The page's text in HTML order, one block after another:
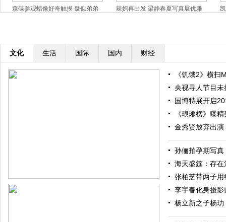
森碟参观蜡像好奇触摸 疑似弟弟
辣妈再出发 梁静春夏写真展优雅
文化 生活 国际 国内 财经
《饥饿2》横扫
央视寻人节目
国博特展开启
《琅琊榜》曝
金秀贤放弃出
孙俪拍孕期写
海天盛筵：存
张柏芝带两子
李宇春化身摄
杨立新之子杨